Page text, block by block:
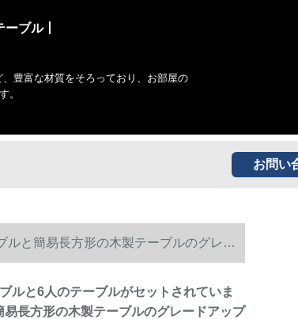
ーブル丨
豊富な材質をそろっており、お部屋の
。
お問い
と簡易長方形の木製テーブルのグレー
ルと6人のテーブルがセットされていま
長方形の木製テーブルのグレードアップ